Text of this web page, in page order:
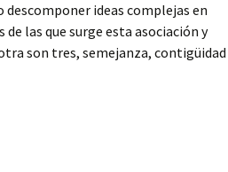
ideas complejas en
las que surge esta asociación y
son tres, semejanza, contigüidad